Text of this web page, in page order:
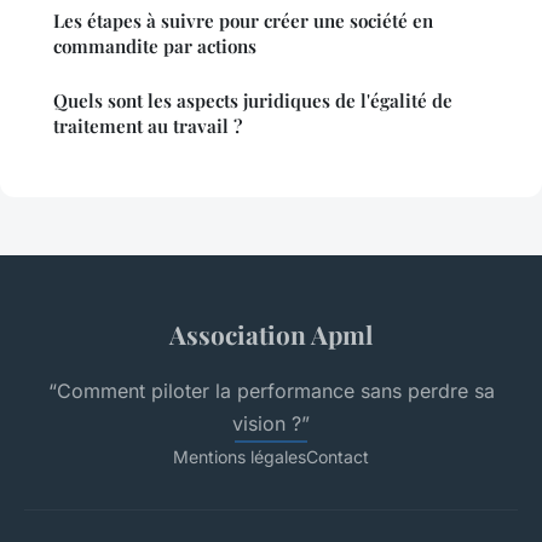
Les étapes à suivre pour créer une société en
commandite par actions
Quels sont les aspects juridiques de l'égalité de
traitement au travail ?
Association Apml
“Comment piloter la performance sans perdre sa
vision ?”
Mentions légalesContact